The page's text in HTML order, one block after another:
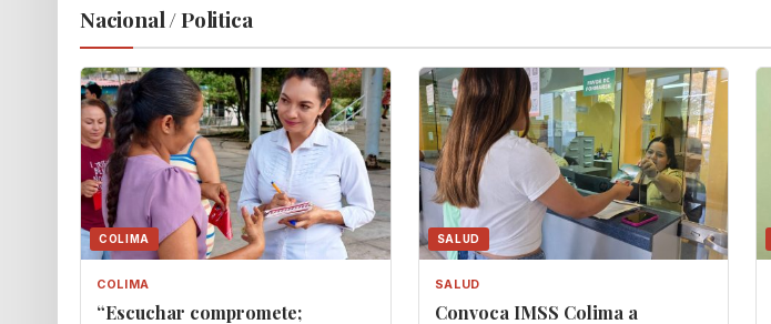
Nacional / Politica
COLIMA
COLIMA
“Escuchar compromete;
SALUD
SALUD
Convoca IMSS Colima a